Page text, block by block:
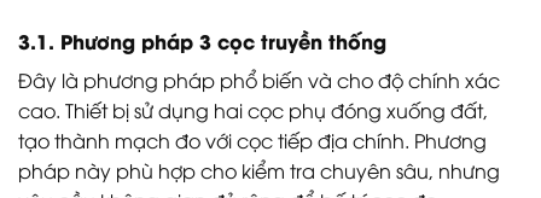
3.1. Phương pháp 3 cọc truyền thống
Đây là phương pháp phổ biến và cho độ chính xác
cao. Thiết bị sử dụng hai cọc phụ đóng xuống đất,
tạo thành mạch đo với cọc tiếp địa chính. Phương
pháp này phù hợp cho kiểm tra chuyên sâu, nhưng